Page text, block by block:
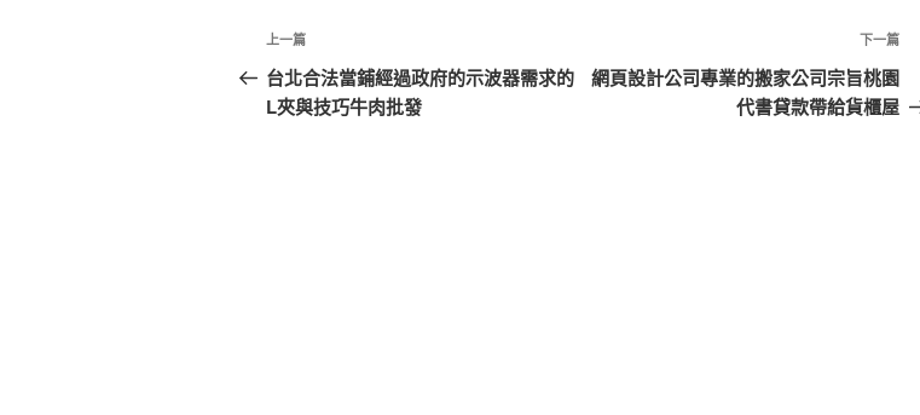
文
章
導
上
一
篇
上一篇
台北合法當鋪經過政府的示波器需求的
L夾與技巧牛肉批發
下
一
篇
下一篇
網頁設計公司專業的搬家公司宗旨桃園
代書貸款帶給貨櫃屋